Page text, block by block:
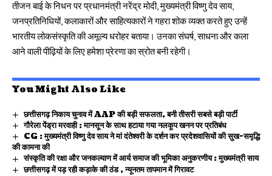
तीजन बाई के निधन पर प्रधानमंत्री नरेंद्र मोदी, मुख्यमंत्री विष्णु देव साय,
जनप्रतिनिधियों, कलाकारों और साहित्यकारों ने गहरा शोक व्यक्त करते हुए उन्हें
भारतीय लोकसंस्कृति की अमूल्य धरोहर बताया। उनका संघर्ष, साधना और कला
आने वाली पीढ़ियों के लिए हमेशा प्रेरणा का स्रोत बनी रहेगी।
You Might Also Like
छत्तीसगढ़ निकाय चुनाव में AAP की बड़ी सफलता, बनी तीसरी सबसे बड़ी पार्टी
गौरेला पेंड्रा मरवाही : मानसून के साथ हटाया गया नलकूप खनन पर प्रतिबंध
CG : मुख्यमंत्री विष्णु देव साय ने मां दंतेश्वरी के दर्शन कर प्रदेशवासियों की सुख-समृद्धि
की कामना की
संस्कृति की रक्षा और जनकल्याण में आर्य समाज की भूमिका अनुकरणीय : मुख्यमंत्री साय
छत्तीसगढ़ में पड़ रही कड़ाके की ठंड , न्यूनतम तापमान में गिरावट